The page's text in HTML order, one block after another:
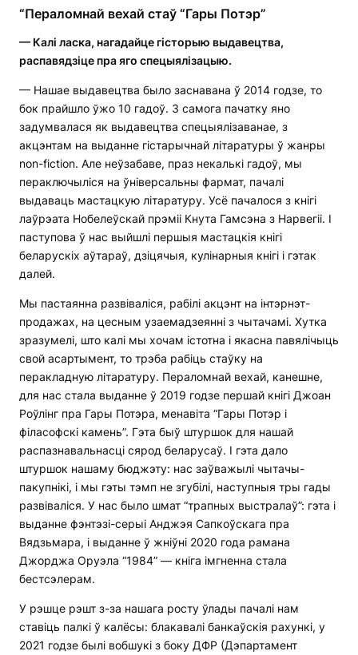
“Пераломнай вехай стаў “Гары Потэр”
— Калі ласка, нагадайце гісторыю выдавецтва,
распавядзіце пра яго спецыялізацыю.
— Нашае выдавецтва было заснавана ў 2014 годзе, то
бок прайшло ўжо 10 гадоў. З самога пачатку яно
задумвалася як выдавецтва спецыялізаванае, з
акцэнтам на выданне гістарычнай літаратуры ў жанры
non-fiction. Але неўзабаве, праз некалькі гадоў, мы
пераключыліся на ўніверсальны фармат, пачалі
выдаваць мастацкую літаратуру. Усё пачалося з кнігі
лаўрэата Нобелеўскай прэміі Кнута Гамсэна з Нарвегіі. І
паступова ў нас выйшлі першыя мастацкія кнігі
беларускіх аўтараў, дзіцячыя, кулінарныя кнігі і гэтак
далей.
Мы пастаянна развіваліся, рабілі акцэнт на інтэрнэт-
продажах, на цесным узаемадзеянні з чытачамі. Хутка
зразумелі, што калі мы хочам істотна і якасна павялічыць
свой асартымент, то трэба рабіць стаўку на
перакладную літаратуру. Пераломнай вехай, канешне,
для нас стала выданне ў 2019 годзе першай кнігі Джоан
Роўлінг пра Гары Потэра, менавіта “Гары Потэр і
філасофскі камень”. Гэта быў штуршок для нашай
распазнавальнасці сярод беларусаў. І гэта дало
штуршок нашаму бюджэту: нас заўважылі чытачы-
пакупнікі, і мы гэты тэмп не згубілі, наступныя тры гады
развіваліся. У нас было шмат “трапных выстралаў”: гэта і
выданне фэнтэзі-серыі Анджэя Сапкоўскага пра
Вядзьмара, і выданне ў жніўні 2020 года рамана
Джорджа Оруэла “1984” — кніга імгненна стала
бестсэлерам.
У рэшце рэшт з-за нашага росту ўлады пачалі нам
ставіць палкі ў калёсы: блакавалі банкаўскія рахункі, у
2021 годзе былі вобшукі з боку ДФР (Дэпартамент